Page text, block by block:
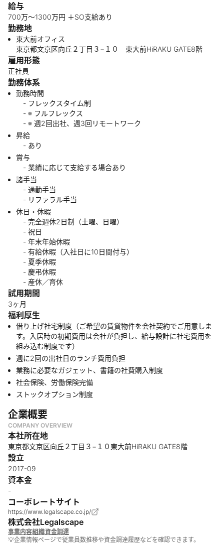
給与
700万〜1300万円 ＋SO支給あり
勤務地
東大前オフィス
東京都文京区向丘２丁目３−１０ 東大前HiRAKU GATE8階
雇用形態
正社員
勤務体系
勤務時間
- フレックスタイム制
- ※ フルフレックス
- ※ 週2回出社、週3回リモートワーク
昇給
- あり
賞与
- 業績に応じて支給する場合あり
諸手当
- 通勤手当
- リファラル手当
休日・休暇
- 完全週休2日制（土曜、日曜）
- 祝日
- 年末年始休暇
- 有給休暇（入社日に10日間付与）
- 夏季休暇
- 慶弔休暇
- 産休／育休
試用期間
3ヶ月
福利厚生
借り上げ社宅制度（ご希望の賃貸物件を会社契約でご用意しま
す。入居時の初期費用は会社が負担し、給与設計に社宅費用を
組み込む制度です）
週に2回の出社日のランチ費用負担
業務に必要なガジェット、書籍の社費購入制度
社会保険、労働保険完備
ストックオプション制度
企業概要
COMPANY OVERVIEW
本社所在地
東京都文京区向丘２丁目３−１０東大前HiRAKU GATE8階
設立
2017-09
資本金
-
コーポレートサイト
https://www.legalscape.co.jp/
株式会社Legalscape
事業内容組織資金調達
💡企業情報ページで従業員数推移や資金調達履歴などを確認できます。